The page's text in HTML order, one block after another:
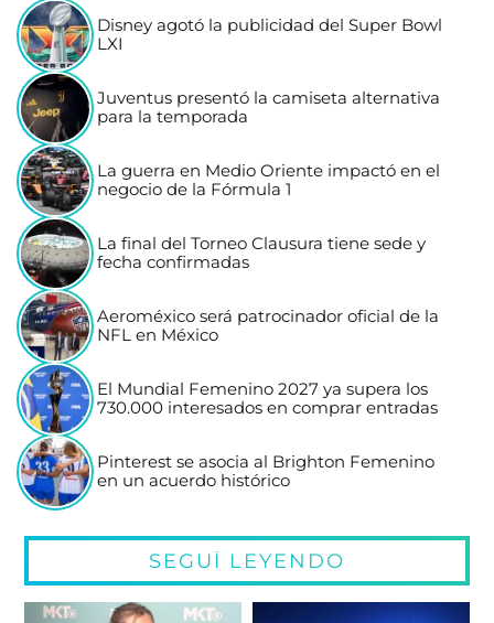
Disney agotó la publicidad del Super Bowl
LXI
Juventus presentó la camiseta alternativa
para la temporada
La guerra en Medio Oriente impactó en el
negocio de la Fórmula 1
La final del Torneo Clausura tiene sede y
fecha confirmadas
Aeroméxico será patrocinador oficial de la
NFL en México
El Mundial Femenino 2027 ya supera los
730.000 interesados en comprar entradas
Pinterest se asocia al Brighton Femenino
en un acuerdo histórico
SEGUÍ LEYENDO